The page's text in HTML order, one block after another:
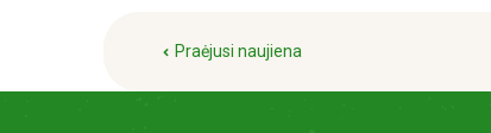
Praėjusi naujiena